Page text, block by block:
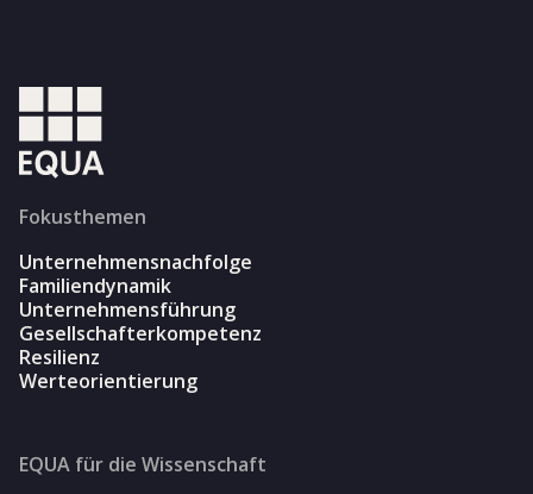
Fokusthemen
Unternehmensnachfolge
Familiendynamik
Unternehmensführung
Gesellschafterkompetenz
Resilienz
Werteorientierung
EQUA für die Wissenschaft